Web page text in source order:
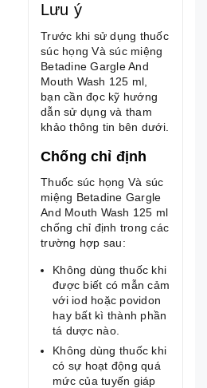
Lưu ý
Trước khi sử dụng thuốc
súc họng Và súc miệng
Betadine Gargle And
Mouth Wash 125 ml,
bạn cần đọc kỹ hướng
dẫn sử dụng và tham
khảo thông tin bên dưới.
Chống chỉ định
Thuốc súc họng Và súc
miệng Betadine Gargle
And Mouth Wash 125 ml
chống chỉ định trong các
trường hợp sau:
Không dùng thuốc khi
được biết có mẫn cảm
với iod hoặc povidon
hay bất kì thành phần
tá dược nào.
Không dùng thuốc khi
có sự hoạt động quá
mức của tuyến giáp